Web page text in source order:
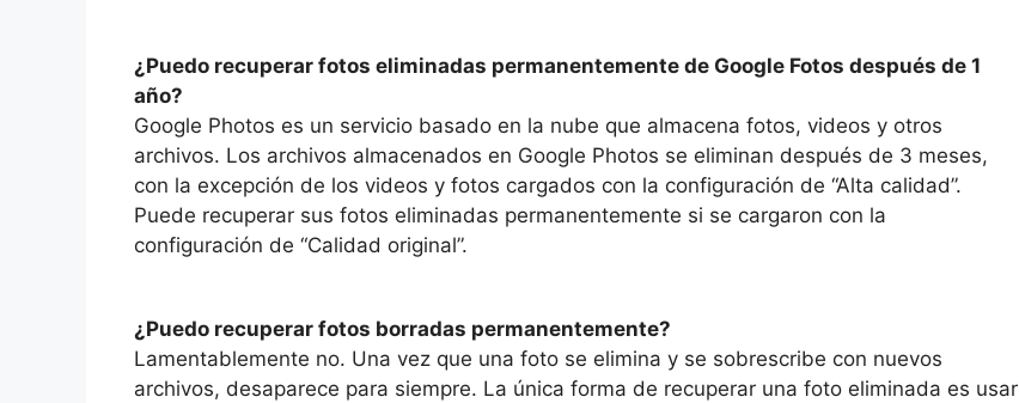
¿Puedo recuperar fotos eliminadas permanentemente de Google Fotos después de 1
año?
Google Photos es un servicio basado en la nube que almacena fotos, videos y otros
archivos. Los archivos almacenados en Google Photos se eliminan después de 3 meses,
con la excepción de los videos y fotos cargados con la configuración de “Alta calidad”.
Puede recuperar sus fotos eliminadas permanentemente si se cargaron con la
configuración de “Calidad original”.
¿Puedo recuperar fotos borradas permanentemente?
Lamentablemente no. Una vez que una foto se elimina y se sobrescribe con nuevos
archivos, desaparece para siempre. La única forma de recuperar una foto eliminada es usar